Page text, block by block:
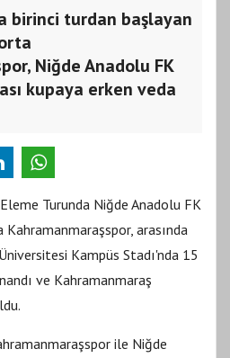
birinci turdan başlayan
Niğde Anadolu FK
kupaya erken veda
Turunda Niğde Anadolu FK
arasında
Kampüs Stadı'nda 15
ve Kahramanmaraş
ile Niğde